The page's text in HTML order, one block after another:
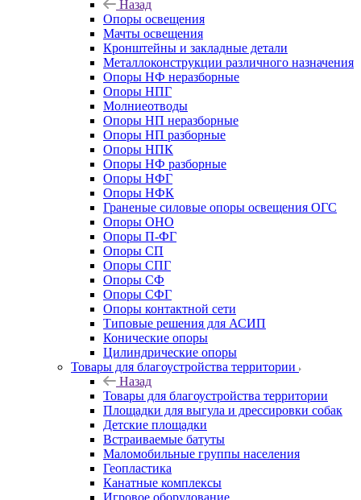
Назад
Опоры освещения
Мачты освещения
Кронштейны и закладные детали
Металлоконструкции различного назначения
Опоры НФ неразборные
Опоры НПГ
Молниеотводы
Опоры НП неразборные
Опоры НП разборные
Опоры НПК
Опоры НФ разборные
Опоры НФГ
Опоры НФК
Граненые силовые опоры освещения ОГС
Опоры ОНО
Опоры П-ФГ
Опоры СП
Опоры СПГ
Опоры СФ
Опоры СФГ
Опоры контактной сети
Типовые решения для АСИП
Конические опоры
Цилиндрические опоры
Товары для благоустройства территории
Назад
Товары для благоустройства территории
Площадки для выгула и дрессировки собак
Детские площадки
Встраиваемые батуты
Маломобильные группы населения
Геопластика
Канатные комплексы
Игровое оборудование